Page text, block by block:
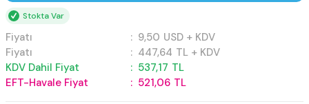
Stokta Var
Fiyatı : 9,50 USD + KDV
Fiyatı
: 447,64 TL + KDV
KDV Dahil Fiyat
: 537,17 TL
EFT-Havale Fiyat
: 521,06 TL